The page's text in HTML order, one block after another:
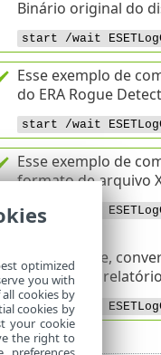
Binário original do
start /wait
Esse exemplo de
do ERA Rogue
start /wait
Esse exemplo de
formato de arquivo
start /wait
Similarmente,
omitindo os
start /wait
optimized
you with
cookies by
cookies by
your cookie
the right to